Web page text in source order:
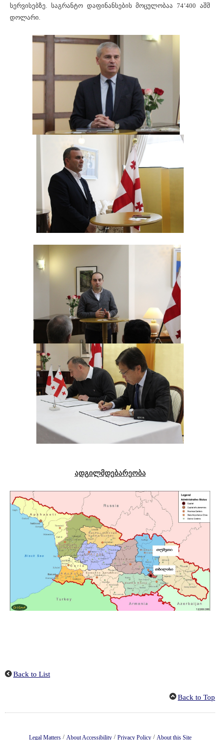
სერვისებზე. საგრანტო დაფინანსების მოცულობაა 74’400 აშშ
დოლარი.
ადგილმდებარეობა
Back to List
Back to Top
Legal Matters / About Accessibility / Privacy Policy / About this Site